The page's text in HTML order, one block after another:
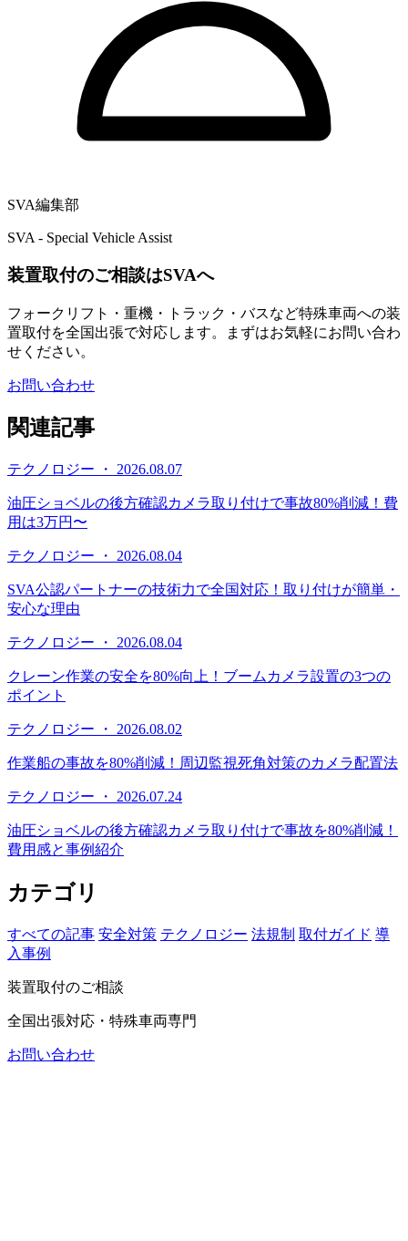
SVA編集部
SVA - Special Vehicle Assist
装置取付のご相談はSVAへ
フォークリフト・重機・トラック・バスなど特殊車両への装
置取付を全国出張で対応します。まずはお気軽にお問い合わ
せください。
お問い合わせ
関連記事
テクノロジー ・ 2026.08.07
油圧ショベルの後方確認カメラ取り付けで事故80%削減！費
用は3万円〜
テクノロジー ・ 2026.08.04
SVA公認パートナーの技術力で全国対応！取り付けが簡単・
安心な理由
テクノロジー ・ 2026.08.04
クレーン作業の安全を80%向上！ブームカメラ設置の3つの
ポイント
テクノロジー ・ 2026.08.02
作業船の事故を80%削減！周辺監視死角対策のカメラ配置法
テクノロジー ・ 2026.07.24
油圧ショベルの後方確認カメラ取り付けで事故を80%削減！
費用感と事例紹介
カテゴリ
すべての記事 安全対策 テクノロジー 法規制 取付ガイド 導
入事例
装置取付のご相談
全国出張対応・特殊車両専門
お問い合わせ